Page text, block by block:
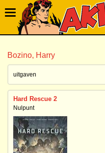
Bozino, Harry
uitgaven
Hard Rescue 2
Nulpunt